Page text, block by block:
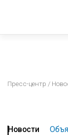
Пресс-центр /
Новости